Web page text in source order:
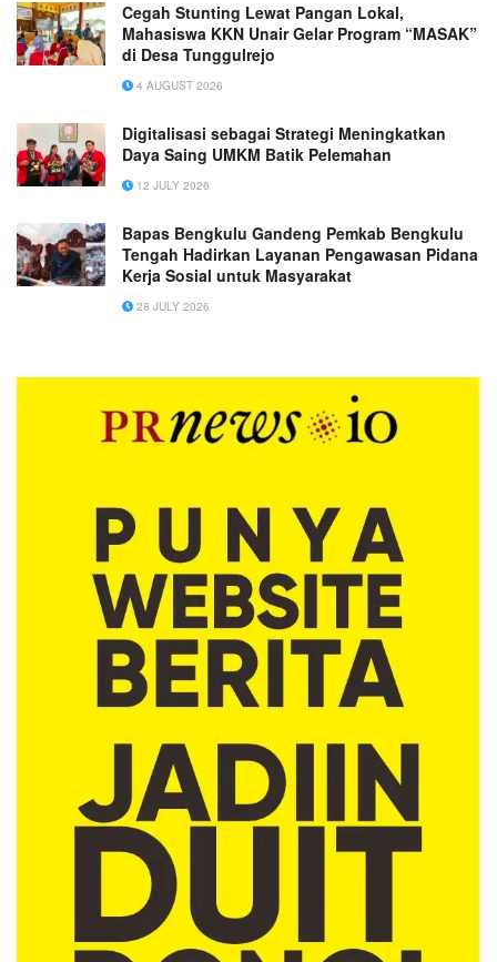
Cegah Stunting Lewat Pangan Lokal,
Mahasiswa KKN Unair Gelar Program “MASAK”
di Desa Tunggulrejo
4 AUGUST 2026
Digitalisasi sebagai Strategi Meningkatkan
Daya Saing UMKM Batik Pelemahan
12 JULY 2026
Bapas Bengkulu Gandeng Pemkab Bengkulu
Tengah Hadirkan Layanan Pengawasan Pidana
Kerja Sosial untuk Masyarakat
28 JULY 2026